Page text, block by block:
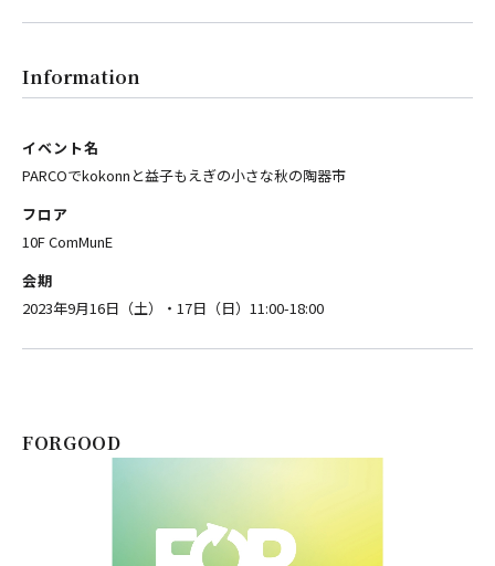
Information
イベント名
PARCOでkokonnと益子もえぎの小さな秋の陶器市
フロア
10F ComMunE
会期
2023年9月16日（土）・17日（日）11:00-18:00
FORGOOD